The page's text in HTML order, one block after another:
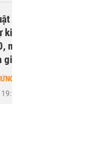
Chứng khoán sửa đổi
kiến trình Quốc hội tháng
mở đường cho sandbox
giao ...
KHOÁN
19:59 | 30/06/2026